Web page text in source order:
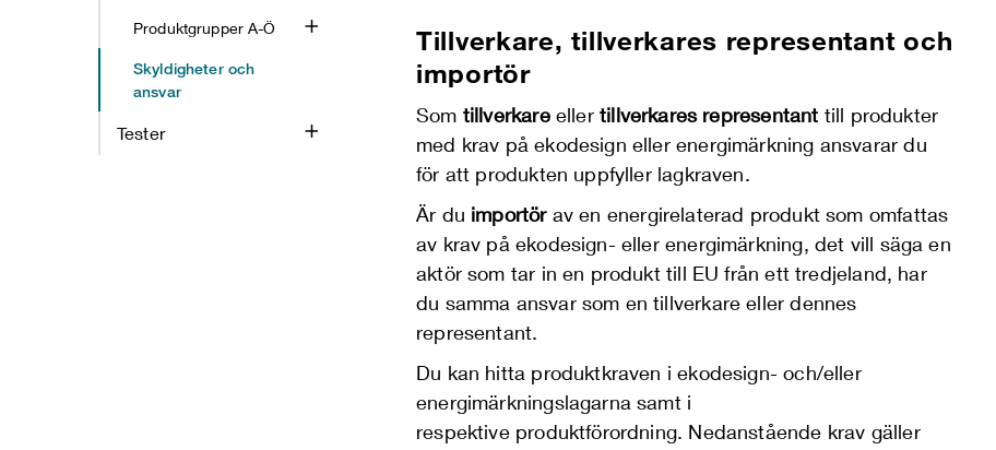
Produktgrupper A-Ö
Skyldigheter och
ansvar
Tester
Tillverkare, tillverkares representant och
importör
Som tillverkareeller tillverkares representant till produkter
med krav på ekodesign eller energimärkning ansvarar du
för att produkten uppfyller lagkraven.
Är du importörav en energirelaterad produkt som omfattas
av krav på ekodesign- eller energimärkning, det vill säga en
aktör som tar in en produkt till EU från ett tredjeland, har
du samma ansvar som en tillverkare eller dennes
representant.
Du kan hitta produktkraven i ekodesign- och/eller
energimärkningslagarna samt i
respektive produktförordning. Nedanstående krav gäller